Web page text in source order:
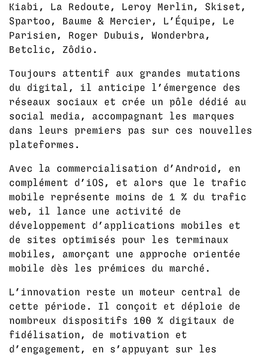
Kiabi, La Redoute, Leroy Merlin, Skiset,
Spartoo, Baume & Mercier, L’Équipe, Le
Parisien, Roger Dubuis, Wonderbra,
Betclic, Zôdio.
Toujours attentif aux grandes mutations
du digital, il anticipe l’émergence des
réseaux sociaux et crée un pôle dédié au
social media, accompagnant les marques
dans leurs premiers pas sur ces nouvelles
plateformes.
Avec la commercialisation d’Android, en
complément d’iOS, et alors que le trafic
mobile représente moins de 1 % du trafic
web, il lance une activité de
développement d’applications mobiles et
de sites optimisés pour les terminaux
mobiles, amorçant une approche orientée
mobile dès les prémices du marché.
L’innovation reste un moteur central de
cette période. Il conçoit et déploie de
nombreux dispositifs 100 % digitaux de
fidélisation, de motivation et
d’engagement, en s’appuyant sur les